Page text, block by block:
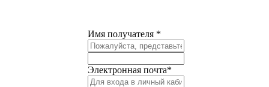
Имя получателя *
Электронная почта*